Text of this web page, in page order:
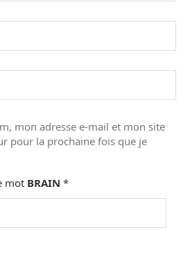
mon adresse e-mail et mon site
pour la prochaine fois que je
mot BRAIN *